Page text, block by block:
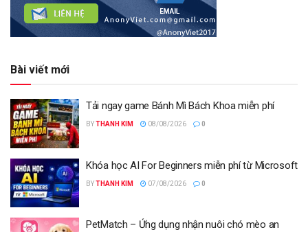
Bài viết mới
Tải ngay game Bánh Mì Bách Khoa miễn phí
BYTHANH KIM 08/08/2026 0
Khóa học AI For Beginners miễn phí từ Microsoft
BYTHANH KIM 07/08/2026 0
PetMatch – Ứng dụng nhận nuôi chó mèo an